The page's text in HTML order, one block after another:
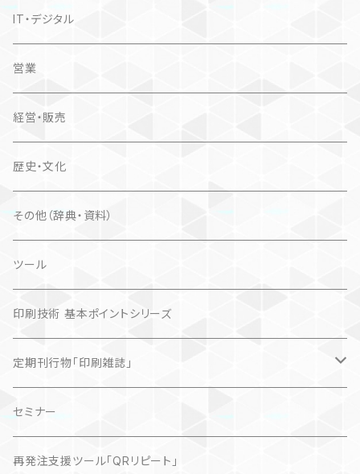
IT・デジタル
営業
経営・販売
歴史・文化
その他（辞典・資料）
ツール
印刷技術 基本ポイントシリーズ
定期刊行物「印刷雑誌」
記事（デジタル販売）
セミナー
再発注支援ツール「QRリピート」